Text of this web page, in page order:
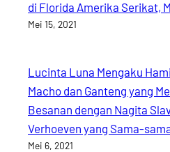
di Florida Amerika Serikat,
Mei 15, 2021
Lucinta Luna Mengaku
Macho dan Ganteng yang
Besanan dengan Nagita
Verhoeven yang Sama-
Mei 6, 2021